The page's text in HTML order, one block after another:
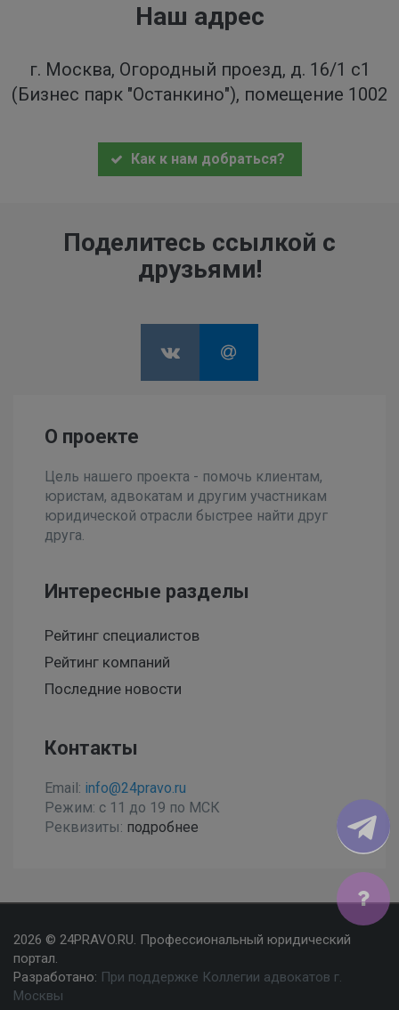
Наш адрес
г. Москва, Огородный проезд, д. 16/1 с1
(Бизнес парк "Останкино"), помещение 1002
Как к нам добраться?
Поделитесь ссылкой с
друзьями!
О проекте
Цель нашего проекта - помочь клиентам,
юристам, адвокатам и другим участникам
юридической отрасли быстрее найти друг
друга.
Интересные разделы
Рейтинг специалистов
Рейтинг компаний
Последние новости
Контакты
Email: info@24pravo.ru
Режим: с 11 до 19 по МСК
Реквизиты: подробнее
2026 © 24PRAVO.RU. Профессиональный юридический
портал.
Разработано: При поддержке Коллегии адвокатов г.
Москвы
Мы используем файлы cookies, чтобы улучшить сайт
для Вас